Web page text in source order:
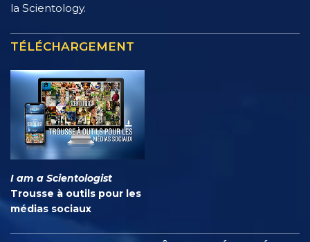
la Scientology.
TÉLÉCHARGEMENT
I am a Scientologist
Trousse à outils pour les
médias sociaux